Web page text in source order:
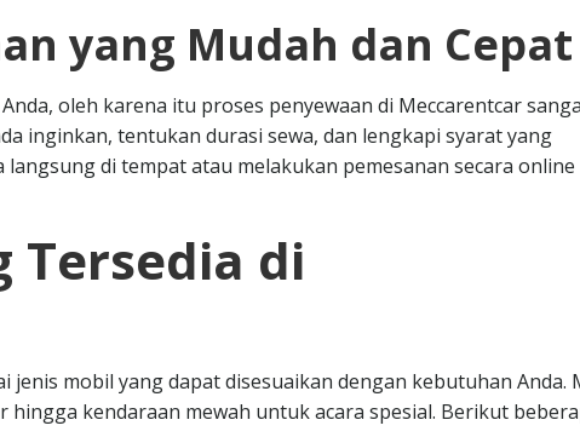
yang Mudah dan Cepat
oleh karena itu proses penyewaan di Meccarentcar
inginkan, tentukan durasi sewa, dan lengkapi syarat yang
di tempat atau melakukan pemesanan secara online
Tersedia di
jenis mobil yang dapat disesuaikan dengan kebutuhan Anda.
kendaraan mewah untuk acara spesial. Berikut